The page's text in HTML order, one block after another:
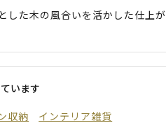
した木の風合いを活かした仕上が
います
収納 インテリア雑貨